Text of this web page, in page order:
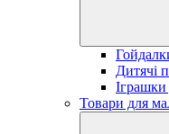
Дитячі
Іграшки
Товари для